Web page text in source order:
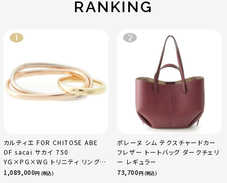
RANKING
カルティエ FOR CHITOSE ABE
OF sacai サカイ 750
YG×PG×WG トリニティ リング
指輪 マルチカラー 50 51 52
1,089,000円 (税込)
ポレーヌ シム テクスチャードカー
フレザー トートバッグ ダークチェリ
ー レギュラー
73,700円 (税込)